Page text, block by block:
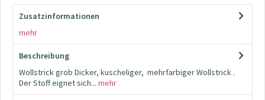
Zusatzinformationen
mehr
Beschreibung
Wollstrick grob Dicker, kuscheliger, mehrfarbiger Wollstrick .
Der Stoff eignet sich... mehr